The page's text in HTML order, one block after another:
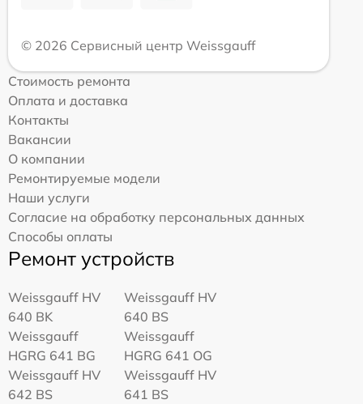
© 2026 Сервисный центр Weissgauff
Стоимость ремонта
Оплата и доставка
Контакты
Вакансии
О компании
Ремонтируемые модели
Наши услуги
Согласие на обработку персональных данных
Способы оплаты
Ремонт устройств
Weissgauff HV
640 BK
Weissgauff HV
640 BS
Weissgauff
HGRG 641 BG
Weissgauff
HGRG 641 OG
Weissgauff HV
642 BS
Weissgauff HV
641 BS